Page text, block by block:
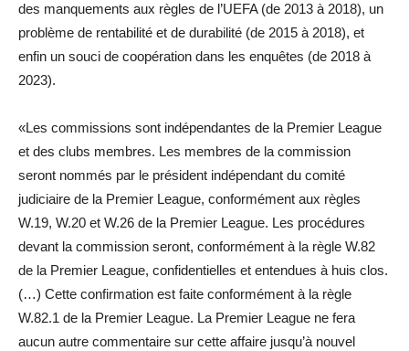
des manquements aux règles de l’UEFA (de 2013 à 2018), un
problème de rentabilité et de durabilité (de 2015 à 2018), et
enfin un souci de coopération dans les enquêtes (de 2018 à
2023).
«Les commissions sont indépendantes de la Premier League
et des clubs membres. Les membres de la commission
seront nommés par le président indépendant du comité
judiciaire de la Premier League, conformément aux règles
W.19, W.20 et W.26 de la Premier League. Les procédures
devant la commission seront, conformément à la règle W.82
de la Premier League, confidentielles et entendues à huis clos.
(…) Cette confirmation est faite conformément à la règle
W.82.1 de la Premier League. La Premier League ne fera
aucun autre commentaire sur cette affaire jusqu’à nouvel